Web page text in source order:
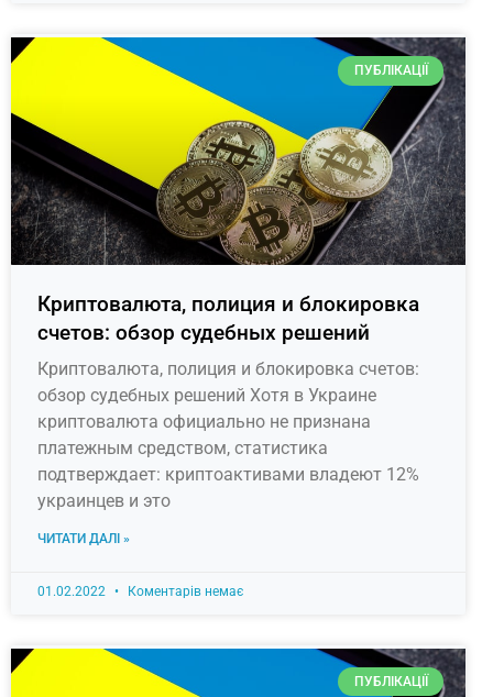
ПУБЛІКАЦІЇ
Криптовалюта, полиция и блокировка
счетов: обзор судебных решений
Криптовалюта, полиция и блокировка счетов:
обзор судебных решений Хотя в Украине
криптовалюта официально не признана
платежным средством, статистика
подтверждает: криптоактивами владеют 12%
украинцев и это
ЧИТАТИ ДАЛІ »
01.02.2022 Коментарів немає
ПУБЛІКАЦІЇ